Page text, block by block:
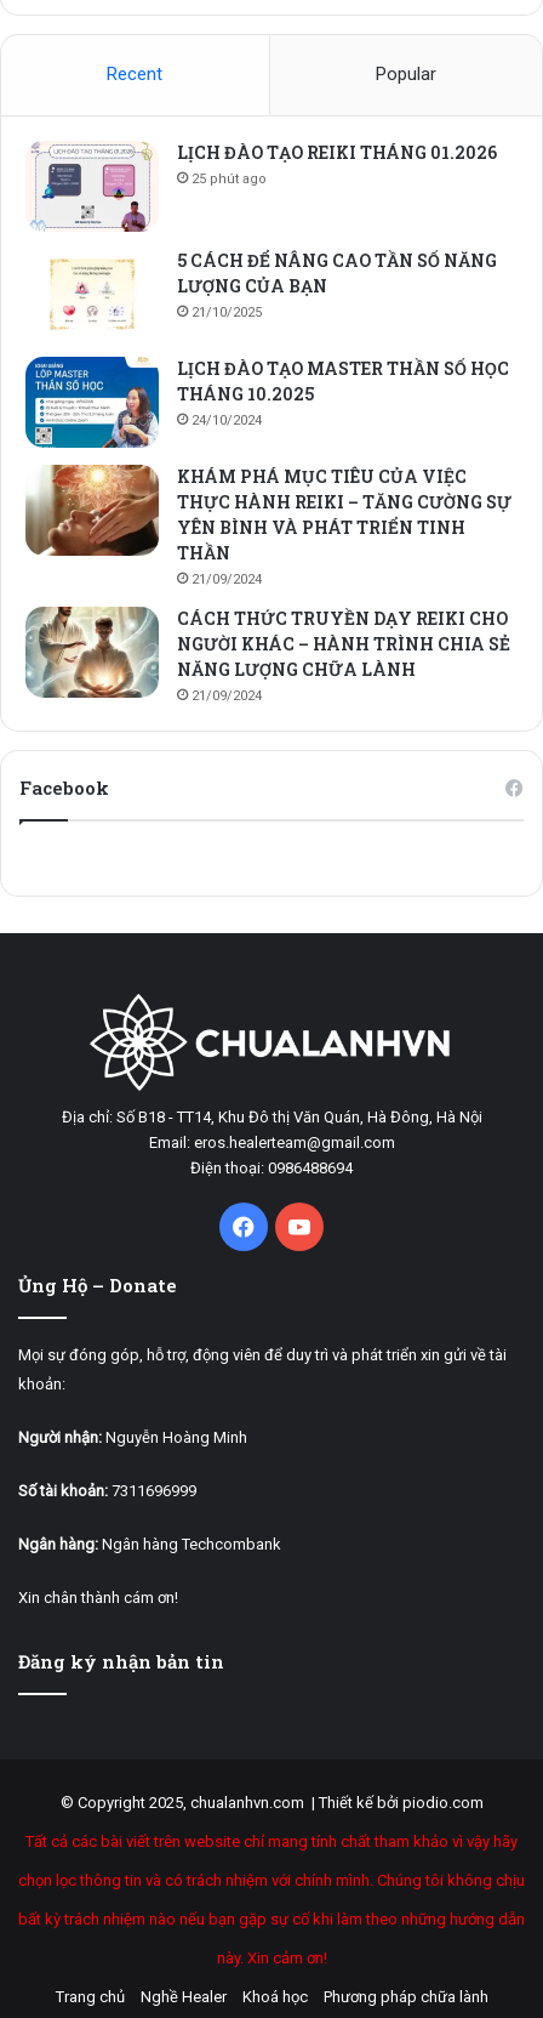
Recent Popular
LỊCH ĐÀO TẠO REIKI THÁNG 01.2026
25 phút ago
5 CÁCH ĐỂ NÂNG CAO TẦN SỐ NĂNG
LƯỢNG CỦA BẠN
21/10/2025
LỊCH ĐÀO TẠO MASTER THẦN SỐ HỌC
THÁNG 10.2025
24/10/2024
KHÁM PHÁ MỤC TIÊU CỦA VIỆC
THỰC HÀNH REIKI – TĂNG CƯỜNG SỰ
YÊN BÌNH VÀ PHÁT TRIỂN TINH
THẦN
21/09/2024
CÁCH THỨC TRUYỀN DẠY REIKI CHO
NGƯỜI KHÁC – HÀNH TRÌNH CHIA SẺ
NĂNG LƯỢNG CHỮA LÀNH
21/09/2024
Facebook
Địa chỉ: Số B18 - TT14, Khu Đô thị Văn Quán, Hà Đông, Hà Nội
Email: eros.healerteam@gmail.com
Điện thoại: 0986488694
FacebookYouTube
Ủng Hộ – Donate
Mọi sự đóng góp, hỗ trợ, động viên để duy trì và phát triển xin gửi về tài
khoản:
Người nhận: Nguyễn Hoàng Minh
Số tài khoản: 7311696999
Ngân hàng: Ngân hàng Techcombank
Xin chân thành cám ơn!
Đăng ký nhận bản tin
© Copyright 2025, chualanhvn.com |Thiết kế bởi piodio.com
Tất cả các bài viết trên website chỉ mang tính chất tham khảo vì vậy hãy
chọn lọc thông tin và có trách nhiệm với chính mình. Chúng tôi không chịu
bất kỳ trách nhiệm nào nếu bạn gặp sự cố khi làm theo những hướng dẫn
này. Xin cảm ơn!
Trang chủ Nghề Healer Khoá học Phương pháp chữa lành